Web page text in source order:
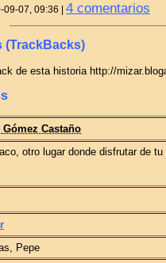
09-07, 09:36 | 4 comentarios
(TrackBacks)
de esta historia http://
Gómez Castaño
otro lugar donde disfrutar de tu
Pepe